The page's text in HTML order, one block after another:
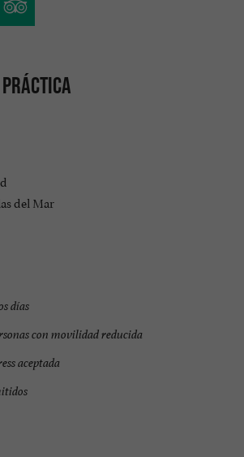
del Mar
días
con movilidad reducida
aceptada